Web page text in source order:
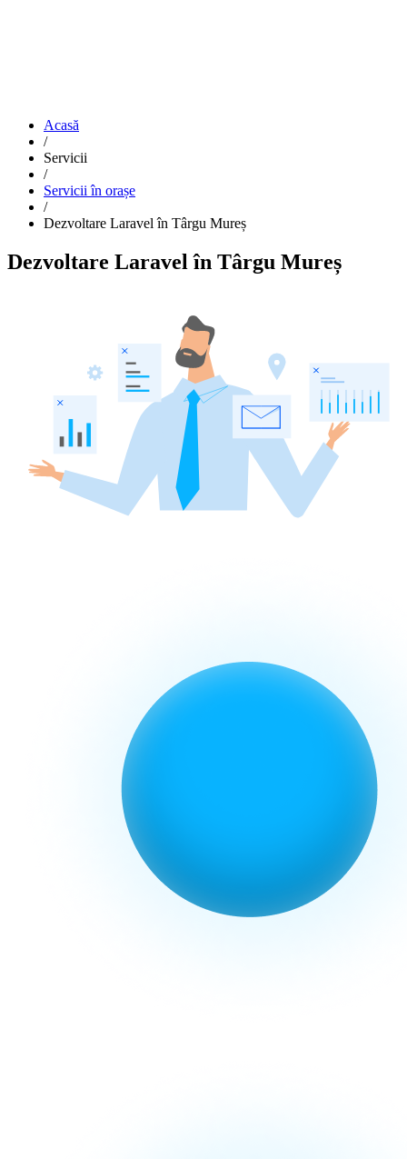
Acasă
/
Servicii
/
Servicii în orașe
/
Dezvoltare Laravel în Târgu Mureș
Dezvoltare Laravel în Târgu Mureș